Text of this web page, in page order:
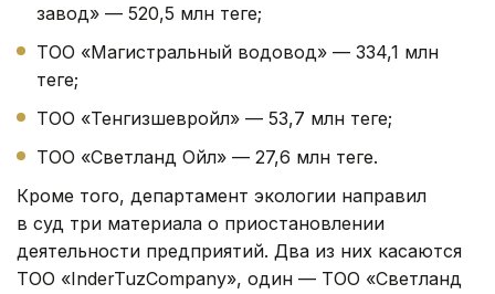
завод» — 520,5 млн теңге;
ТОО «Магистральный водовод» — 334,1 млн
теңге;
ТОО «Тенгизшевройл» — 53,7 млн теңге;
ТОО «Светланд Ойл» — 27,6 млн теңге.
Кроме того, департамент экологии направил
в суд три материала о приостановлении
деятельности предприятий. Два из них касаются
ТОО «InderTuzCompany», один — ТОО «Светланд